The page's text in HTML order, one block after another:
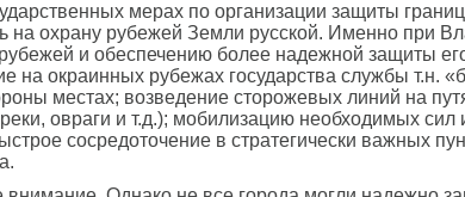
мерах по организации защиты
на охрану рубежей Земли русской. Именно при
и обеспечению более надежной защиты
окраинных рубежах государства службы т.н.
местах; возведение сторожевых линий на
овраги и т.д.); мобилизацию необходимых
сосредоточение в стратегически важных